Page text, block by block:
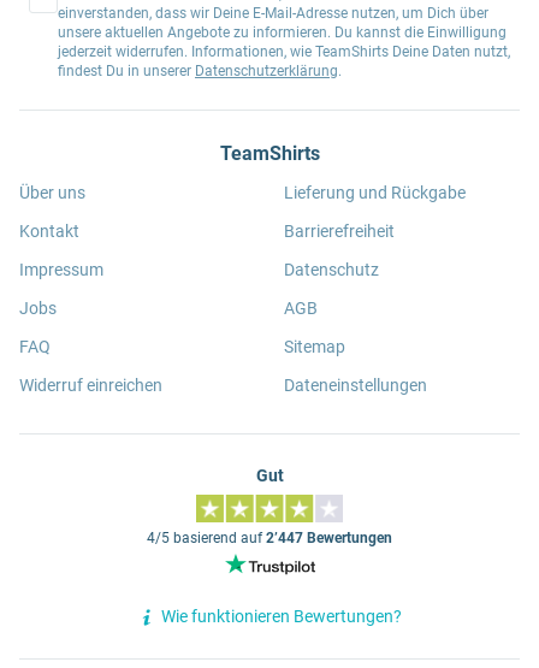
einverstanden, dass wir Deine E-Mail-Adresse nutzen, um Dich über
unsere aktuellen Angebote zu informieren. Du kannst die Einwilligung
jederzeit widerrufen. Informationen, wie TeamShirts Deine Daten nutzt,
findest Du in unserer Datenschutzerklärung.
TeamShirts
Über uns
Kontakt
Impressum
Jobs
FAQ
Widerruf einreichen
Lieferung und Rückgabe
Barrierefreiheit
Datenschutz
AGB
Sitemap
Dateneinstellungen
Gut
4/5 basierend auf2’447 Bewertungen
Wie funktionieren Bewertungen?